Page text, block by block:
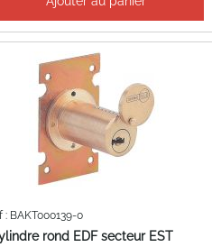
rond EDF secteur EST
: BAKT000139-0